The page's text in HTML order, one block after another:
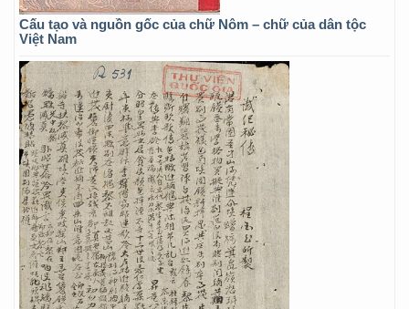
Cấu tạo và nguồn gốc của chữ Nôm – chữ của dân tộc
Việt Nam